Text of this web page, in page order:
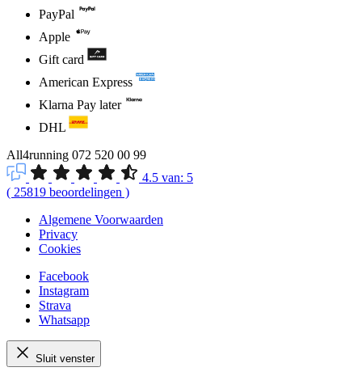
PayPal
Apple
Gift card
American Express
Klarna Pay later
DHL
All4running 072 520 00 99
4.5 van: 5
( 25819 beoordelingen )
Algemene Voorwaarden
Privacy
Cookies
Facebook
Instagram
Strava
Whatsapp
Sluit venster